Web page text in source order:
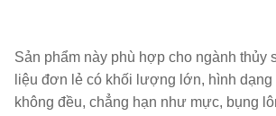
Sản phẩm này phù hợp cho ngành thủy
liệu đơn lẻ có khối lượng lớn, hình
không đều, chẳng hạn như mực, bụng